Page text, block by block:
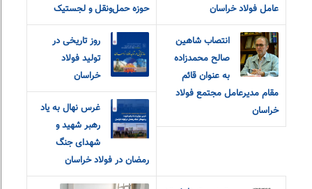
عامل فولاد خراسان
حوزه حمل‌ونقل و لجستیک
انتصاب شاهین
صالح محمدزاده
به عنوان قائم
مقام مدیرعامل مجتمع فولاد
خراسان
روز تاریخی در
تولید فولاد
خراسان
غرس نهال به یاد
رهبر شهید و
شهدای جنگ
رمضان در فولاد خراسان